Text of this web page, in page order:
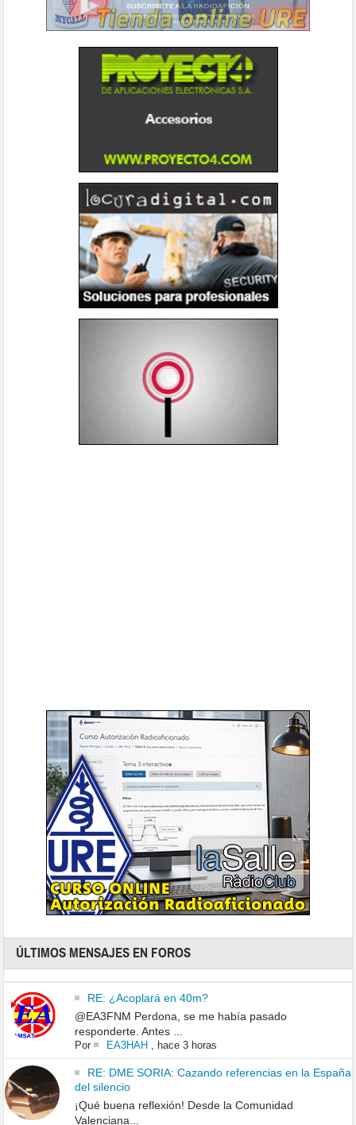
ÚLTIMOS MENSAJES EN FOROS
RE: ¿Acoplará en 40m?
@EA3FNM Perdona, se me había pasado
responderte. Antes ...
Por EA3HAH, hace 3 horas
RE: DME SORIA: Cazando referencias en la España
del silencio
¡Qué buena reflexión! Desde la Comunidad
Valenciana...